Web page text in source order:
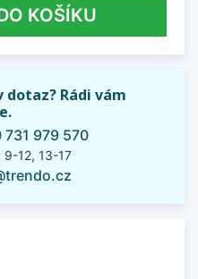
KOŠÍKU
dotaz? Rádi vám
731 979 570
9-12, 13-17